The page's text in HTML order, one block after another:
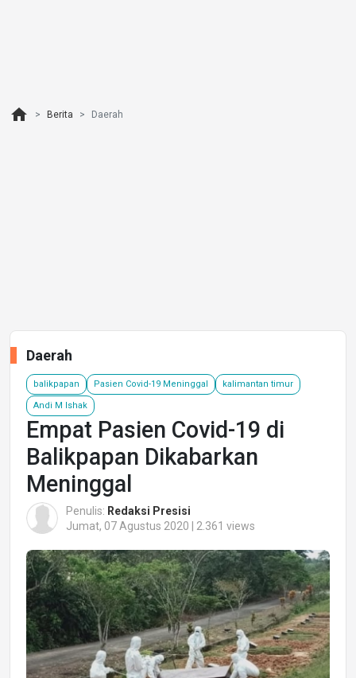
home Berita Daerah
Daerah
balikpapan Pasien Covid-19 Meninggal kalimantan timur
Andi M Ishak
Empat Pasien Covid-19 di
Balikpapan Dikabarkan
Meninggal
Penulis: Redaksi Presisi
Jumat, 07 Agustus 2020 | 2.361 views